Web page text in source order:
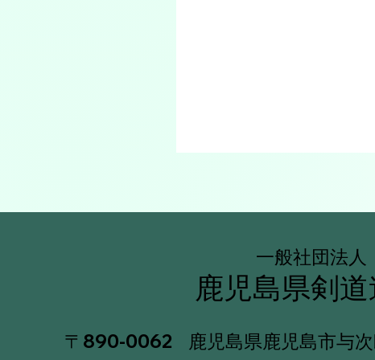
鹿児島県剣道
一般社団法人
〒890-0062 鹿児島県鹿児島市与次